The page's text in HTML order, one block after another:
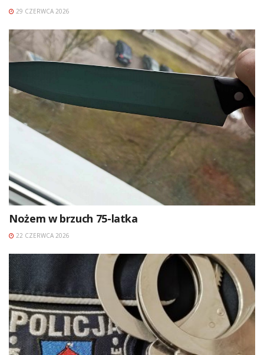
29 CZERWCA 2026
Nożem w brzuch 75-latka
22 CZERWCA 2026